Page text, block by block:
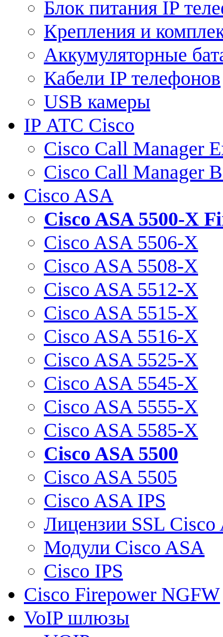
Блок питания IP
Крепления и
Аккумуляторные
Кабели IP телефонов
USB камеры
IP АТС Cisco
Cisco Call Manager
Cisco Call Manager
Cisco ASA
Cisco ASA 5500-X
Cisco ASA 5506-X
Cisco ASA 5508-X
Cisco ASA 5512-X
Cisco ASA 5515-X
Cisco ASA 5516-X
Cisco ASA 5525-X
Cisco ASA 5545-X
Cisco ASA 5555-X
Cisco ASA 5585-X
Cisco ASA 5500
Cisco ASA 5505
Cisco ASA IPS
Лицензии SSL Cisco
Модули Cisco ASA
Cisco IPS
Cisco Firepower NGFW
VoIP шлюзы